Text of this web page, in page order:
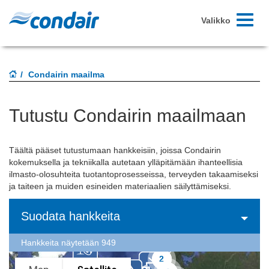
Toggle-
Valikko
Condairin maailma
Tutustu Condairin maailmaan
Täältä pääset tutustumaan hankkeisiin, joissa Condairin
kokemuksella ja tekniikalla autetaan ylläpitämään ihanteellisia
ilmasto-olosuhteita tuotantoprosesseissa, terveyden takaamiseksi
ja taiteen ja muiden esineiden materiaalien säilyttämiseksi.
Suodata hankkeita
Hankkeita näytetään 949
2
2